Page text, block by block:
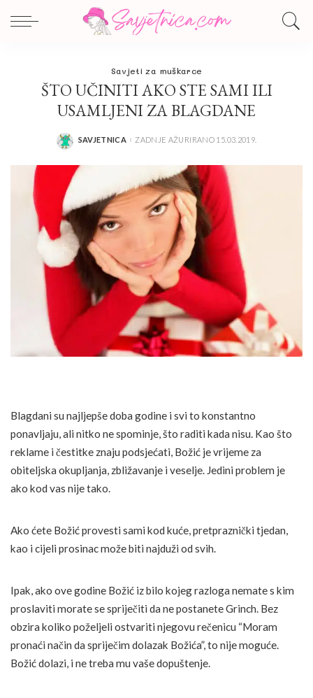
Savjeti za muškarce
ŠTO UČINITI AKO STE SAMI ILI
USAMLJENI ZA BLAGDANE
POSTED
SAVJETNICA ZADNJE AŽURIRANO 15.03.2019.
Blagdani su najljepše doba godine i svi to konstantno
ponavljaju, ali nitko ne spominje, što raditi kada nisu. Kao što
reklame i čestitke znaju podsjećati, Božić je vrijeme za
obiteljska okupljanja, zbližavanje i veselje. Jedini problem je
ako kod vas nije tako.
Ako ćete Božić provesti sami kod kuće, pretpraznički tjedan,
kao i cijeli prosinac može biti najduži od svih.
Ipak, ako ove godine Božić iz bilo kojeg razloga nemate s kim
proslaviti morate se spriječiti da ne postanete Grinch. Bez
obzira koliko poželjeli ostvariti njegovu rečenicu “Moram
pronaći način da spriječim dolazak Božića”, to nije moguće.
Božić dolazi, i ne treba mu vaše dopuštenje.